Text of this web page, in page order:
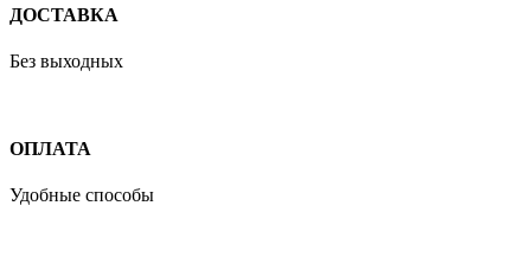
ДОСТАВКА
Без выходных
ОПЛАТА
Удобные способы